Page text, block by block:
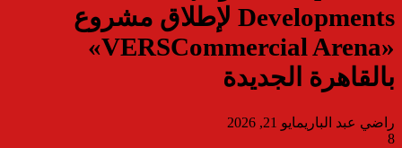
Developments لإطلاق مشروع
«VERSCommercial Arena»
بالقاهرة الجديدة
راضي عبد الباريمايو 21, 2026
8